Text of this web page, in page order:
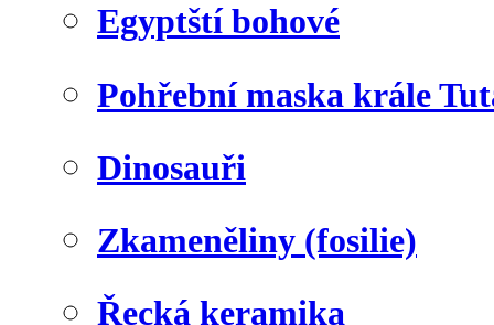
Egyptští bohové
Pohřební maska krále
Dinosauři
Zkameněliny (fosilie)
Řecká keramika